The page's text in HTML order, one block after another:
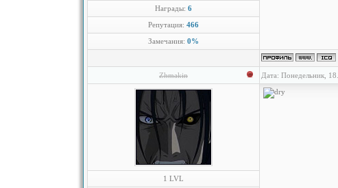
Награды: 6
Репутация: 466
Замечания: 0%
Zhmakin Дата: Понедельник,
1 LVL